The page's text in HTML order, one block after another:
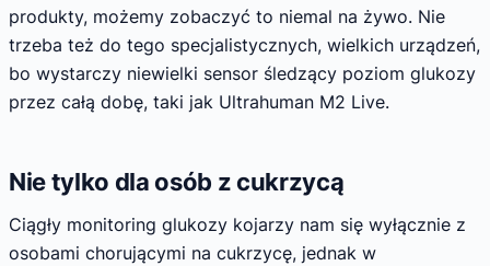
produkty, możemy zobaczyć to niemal na żywo. Nie
trzeba też do tego specjalistycznych, wielkich urządzeń,
bo wystarczy niewielki sensor śledzący poziom glukozy
przez całą dobę, taki jak Ultrahuman M2 Live.
Nie tylko dla osób z cukrzycą
Ciągły monitoring glukozy kojarzy nam się wyłącznie z
osobami chorującymi na cukrzycę, jednak w